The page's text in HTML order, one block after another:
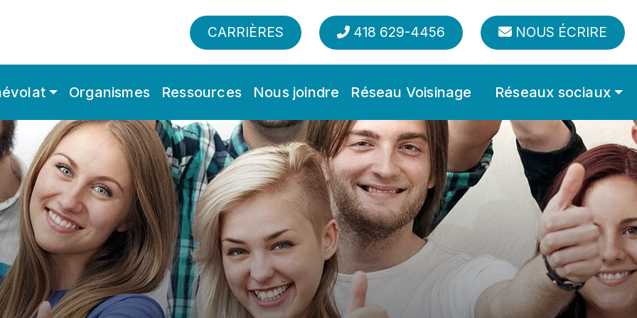
CARRIÈRES 418 629-4456 NOUS ÉCRIRE
Organismes Ressources Nous joindre Réseau Voisinage Réseaux sociaux